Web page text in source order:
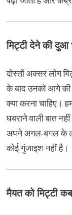
मिट्टी देने की दुआ
दोस्तों अक्सर लोग
के बाद उनको आगे की
क्या करना चाहिए।
घबराने वाली बात
अपने अगल-बगल के
कोई गुंजाइश नहीं है।
मैयत को मिट्टी कब